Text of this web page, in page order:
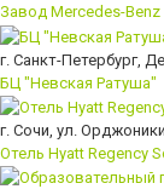
Завод Mercedes-Benz
г. Санкт-Петербург,
БЦ "Невская Ратуша"
г. Сочи, ул.
Отель Hyatt Regency